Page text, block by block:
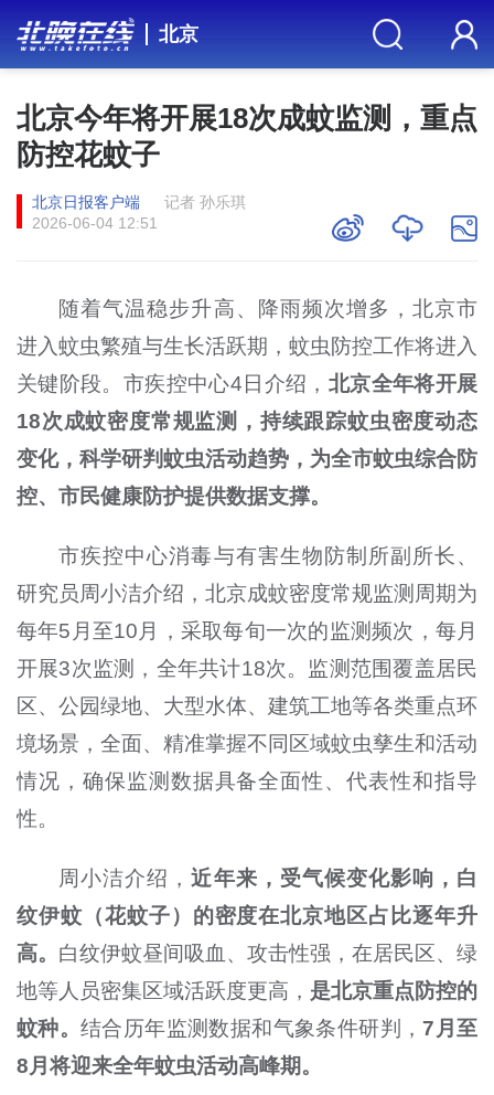
北京
北京今年将开展18次成蚊监测，重点
防控花蚊子
北京日报客户端
记者 孙乐琪
2026-06-04 12:51
随着气温稳步升高、降雨频次增多，北京市
进入蚊虫繁殖与生长活跃期，蚊虫防控工作将进入
关键阶段。市疾控中心4日介绍， 北京全年将开展
18次成蚊密度常规监测，持续跟踪蚊虫密度动态
变化，科学研判蚊虫活动趋势，为全市蚊虫综合防
控、市民健康防护提供数据支撑。
市疾控中心消毒与有害生物防制所副所长、
研究员周小洁介绍，北京成蚊密度常规监测周期为
每年5月至10月，采取每旬一次的监测频次，每月
开展3次监测，全年共计18次。监测范围覆盖居民
区、公园绿地、大型水体、建筑工地等各类重点环
境场景，全面、精准掌握不同区域蚊虫孳生和活动
情况，确保监测数据具备全面性、代表性和指导
性。
周小洁介绍，近年来，受气候变化影响，白
纹伊蚊（花蚊子）的密度在北京地区占比逐年升
高。 白纹伊蚊昼间吸血、攻击性强，在居民区、绿
地等人员密集区域活跃度更高， 是北京重点防控的
蚊种。结合历年监测数据和气象条件研判，7月至
8月将迎来全年蚊虫活动高峰期。